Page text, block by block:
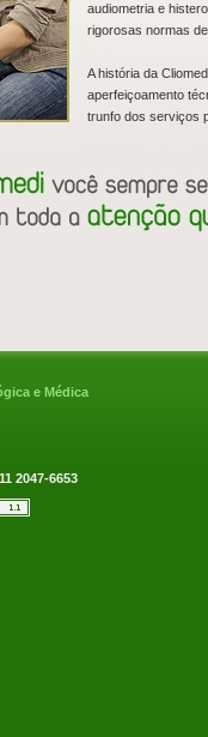
audiometria e
rigorosas normas
A história da
aperfeiçoamento
trunfo dos serviços
e Médica
2047-6653